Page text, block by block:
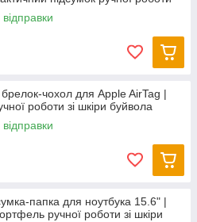
чохол для Apple AirTag |
роботи зі шкіри буйвола
папка для ноутбука 15.6" |
ручної роботи зі шкіри